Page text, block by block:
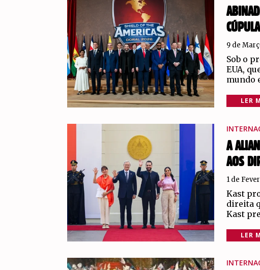
9 de
Sob o
EUA,
mundo
LER
A
AOS
1 de
Kast
direita
Kast
LER